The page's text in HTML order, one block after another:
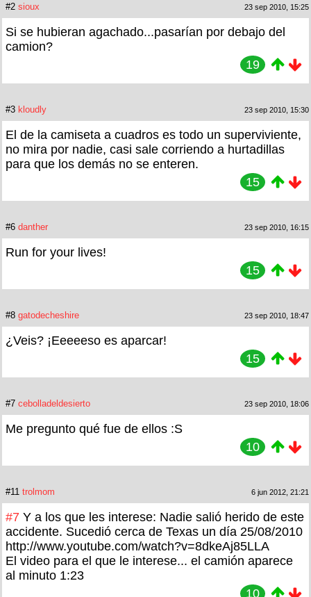
#2 sioux 23 sep 2010, 15:25
Si se hubieran agachado...pasarían por debajo del
camion?
19
#3 kloudly 23 sep 2010, 15:30
El de la camiseta a cuadros es todo un superviviente,
no mira por nadie, casi sale corriendo a hurtadillas
para que los demás no se enteren.
15
#6 danther 23 sep 2010, 16:15
Run for your lives!
15
#8 gatodecheshire 23 sep 2010, 18:47
¿Veis? ¡Eeeeeso es aparcar!
15
#7 cebolladeldesierto 23 sep 2010, 18:06
Me pregunto qué fue de ellos :S
10
#11 trolmom 6 jun 2012, 21:21
#7 Y a los que les interese: Nadie salió herido de este
accidente. Sucedió cerca de Texas un día 25/08/2010
http://www.youtube.com/watch?v=8dkeAj85LLA
El video para el que le interese... el camión aparece
al minuto 1:23
10